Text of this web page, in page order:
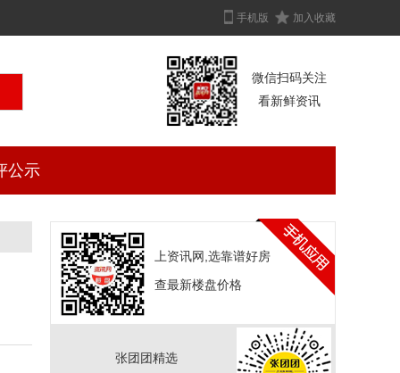
手机版 加入收藏
微信扫码关注
看新鲜资讯
公示
上资讯网,选靠谱好房
查最新楼盘价格
张团团精选